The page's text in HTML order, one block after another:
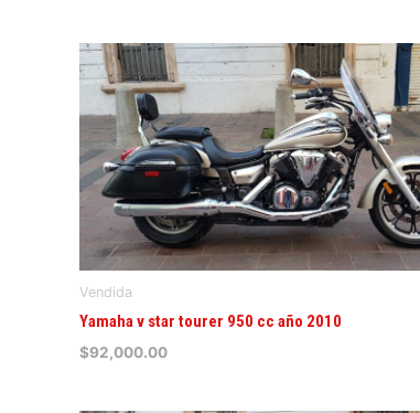
Vendida
Yamaha v star tourer 950 cc año 2010
$92,000.00